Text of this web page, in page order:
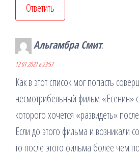
Ответить
Альгамбра Смит:
12.01.2021 в 23:57
Как в этот список мог попасть
несмотрибельный фильм «Есенин»
которого хочется «развидеть»
Если до этого фильма и возникали
то после этого фильма более чем